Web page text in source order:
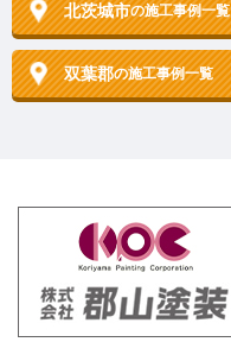
北茨城市の施工事例一覧
双葉郡の施工事例一覧